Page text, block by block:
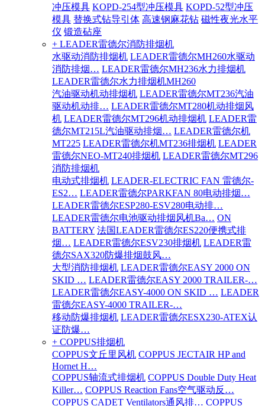
冲压模具 KOPD-254型冲压模具 KOPD-52型冲压
模具 替换式钻导引体 高速钢麻花钻 磁性夜光水平
仪 锻造砧座
+ LEADER雷德尔消防排烟机
水驱动消防排烟机 LEADER雷德尔MH260水驱动
消防排烟… LEADER雷德尔MH236水力排烟机
LEADER雷德尔水力排烟机MH260
汽油驱动机动排烟机 LEADER雷德尔MT236汽油
驱动机动排… LEADER雷德尔MT280机动排烟风
机 LEADER雷德尔MT296机动排烟机 LEADER雷
德尔MT215L汽油驱动排烟… LEADER雷德尔机
MT225 LEADER雷德尔机MT236排烟机 LEADER
雷德尔NEO-MT240排烟机 LEADER雷德尔MT296
消防排烟机
电动式排烟机 LEADER-ELECTRIC FAN 雷德尔-
ES2… LEADER雷德尔PARKFAN 80电动排烟…
LEADER雷德尔ESP280-ESV280电动排…
LEADER雷德尔电池驱动排烟风机Ba… ON
BATTERY 法国LEADER雷德尔ES220便携式排
烟… LEADER雷德尔ESV230排烟机 LEADER雷
德尔SAX320防爆排烟鼓风…
大型消防排烟机 LEADER雷德尔EASY 2000 ON
SKID … LEADER雷德尔EASY 2000 TRAILER-…
LEADER雷德尔EASY-4000 ON SKID … LEADER
雷德尔EASY-4000 TRAILER-…
移动防爆排烟机 LEADER雷德尔ESX230-ATEX认
证防爆…
+ COPPUS排烟机
COPPUS文丘里风机 COPPUS JECTAIR HP and
Hornet H…
COPPUS轴流式排烟机 COPPUS Double Duty Heat
Killer… COPPUS Reaction Fans空气驱动反…
COPPUS CADET Ventilators通风排… COPPUS